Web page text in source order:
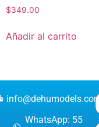
$349.00
Añadir al carrito
info@dehumodels.com
WhatsApp: 55